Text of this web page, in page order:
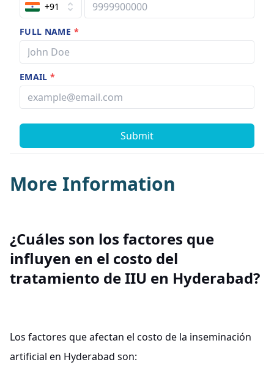
+91
FULL NAME *
EMAIL*
Submit
More Information
¿Cuáles son los factores que
influyen en el costo del
tratamiento de IIU en Hyderabad?
Los factores que afectan el costo de la inseminación
artificial en Hyderabad son: